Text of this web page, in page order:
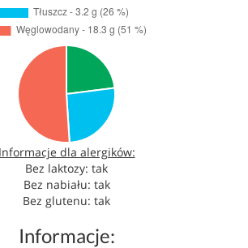
Informacje dla alergików:
Bez laktozy: tak
Bez nabiału: tak
Bez glutenu: tak
Informacje: